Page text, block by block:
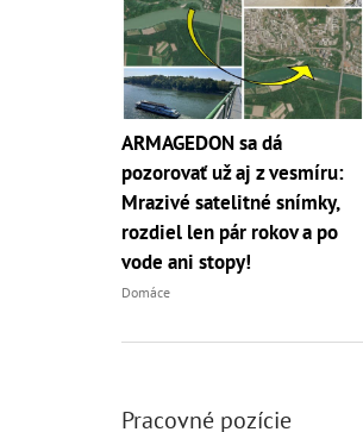
ARMAGEDON sa dá
pozorovať už aj z vesmíru:
Mrazivé satelitné snímky,
rozdiel len pár rokov a po
vode ani stopy!
Domáce
Pracovné pozície